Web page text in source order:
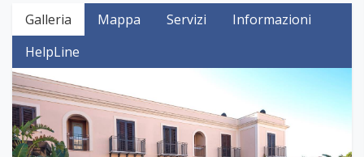
Galleria Mappa Servizi
Informazioni
HelpLine